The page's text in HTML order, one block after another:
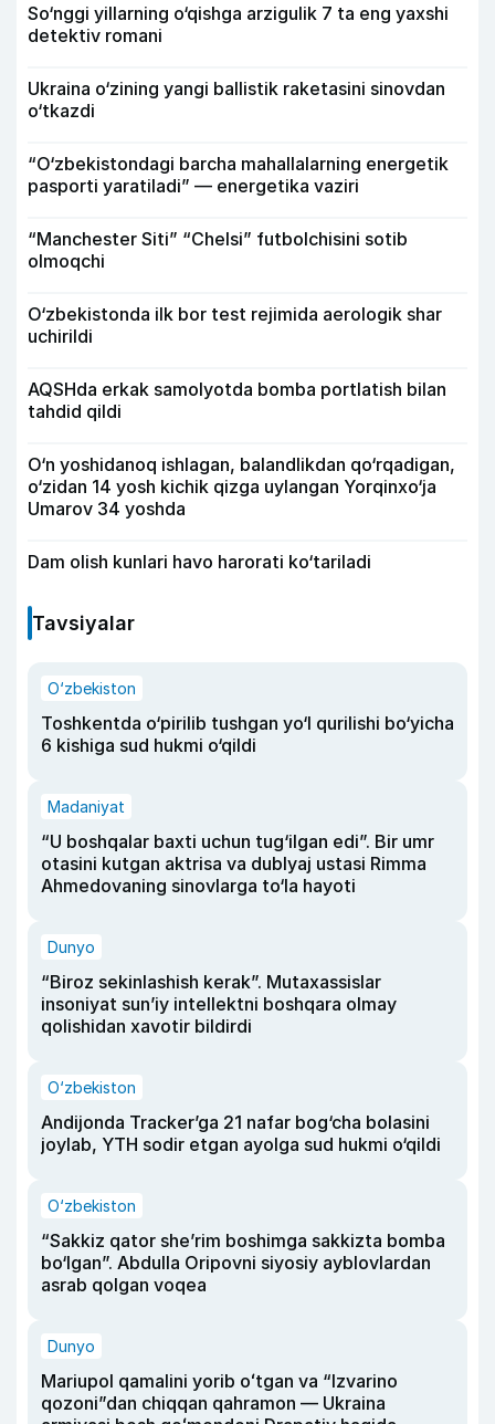
So‘nggi yillarning o‘qishga arzigulik 7 ta eng yaxshi
detektiv romani
Ukraina o‘zining yangi ballistik raketasini sinovdan
o‘tkazdi
“O‘zbekistondagi barcha mahallalarning energetik
pasporti yaratiladi” — energetika vaziri
“Manchester Siti” “Chelsi” futbolchisini sotib
olmoqchi
O‘zbekistonda ilk bor test rejimida aerologik shar
uchirildi
AQSHda erkak samolyotda bomba portlatish bilan
tahdid qildi
O‘n yoshidanoq ishlagan, balandlikdan qo‘rqadigan,
o‘zidan 14 yosh kichik qizga uylangan Yorqinxo‘ja
Umarov 34 yoshda
Dam olish kunlari havo harorati ko‘tariladi
Tavsiyalar
O‘zbekiston
Toshkentda o‘pirilib tushgan yo‘l qurilishi bo‘yicha
6 kishiga sud hukmi o‘qildi
Madaniyat
“U boshqalar baxti uchun tug‘ilgan edi”. Bir umr
otasini kutgan aktrisa va dublyaj ustasi Rimma
Ahmedovaning sinovlarga to‘la hayoti
Dunyo
“Biroz sekinlashish kerak”. Mutaxassislar
insoniyat sun’iy intellektni boshqara olmay
qolishidan xavotir bildirdi
O‘zbekiston
Andijonda Tracker’ga 21 nafar bog‘cha bolasini
joylab, YTH sodir etgan ayolga sud hukmi o‘qildi
O‘zbekiston
“Sakkiz qator she’rim boshimga sakkizta bomba
bo‘lgan”. Abdulla Oripovni siyosiy ayblovlardan
asrab qolgan voqea
Dunyo
Mariupol qamalini yorib oʻtgan va “Izvarino
qozoni”dan chiqqan qahramon — Ukraina